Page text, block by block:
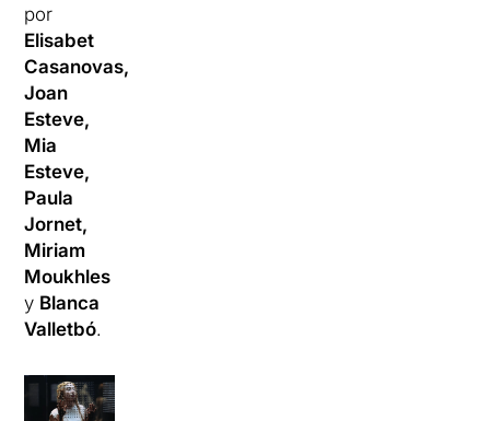
por
Elisabet
Casanovas,
Joan
Esteve,
Mia
Esteve,
Paula
Jornet,
Miriam
Moukhles
y Blanca
Valletbó.